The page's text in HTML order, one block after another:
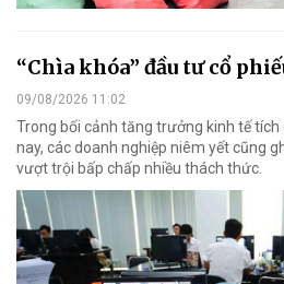
“Chìa khóa” đầu tư cổ
09/08/2026 11:02
Trong bối cảnh tăng trưởng kinh tế
nay, các doanh nghiệp niêm yết cũng
vượt trội bấp chấp nhiều thách thức.